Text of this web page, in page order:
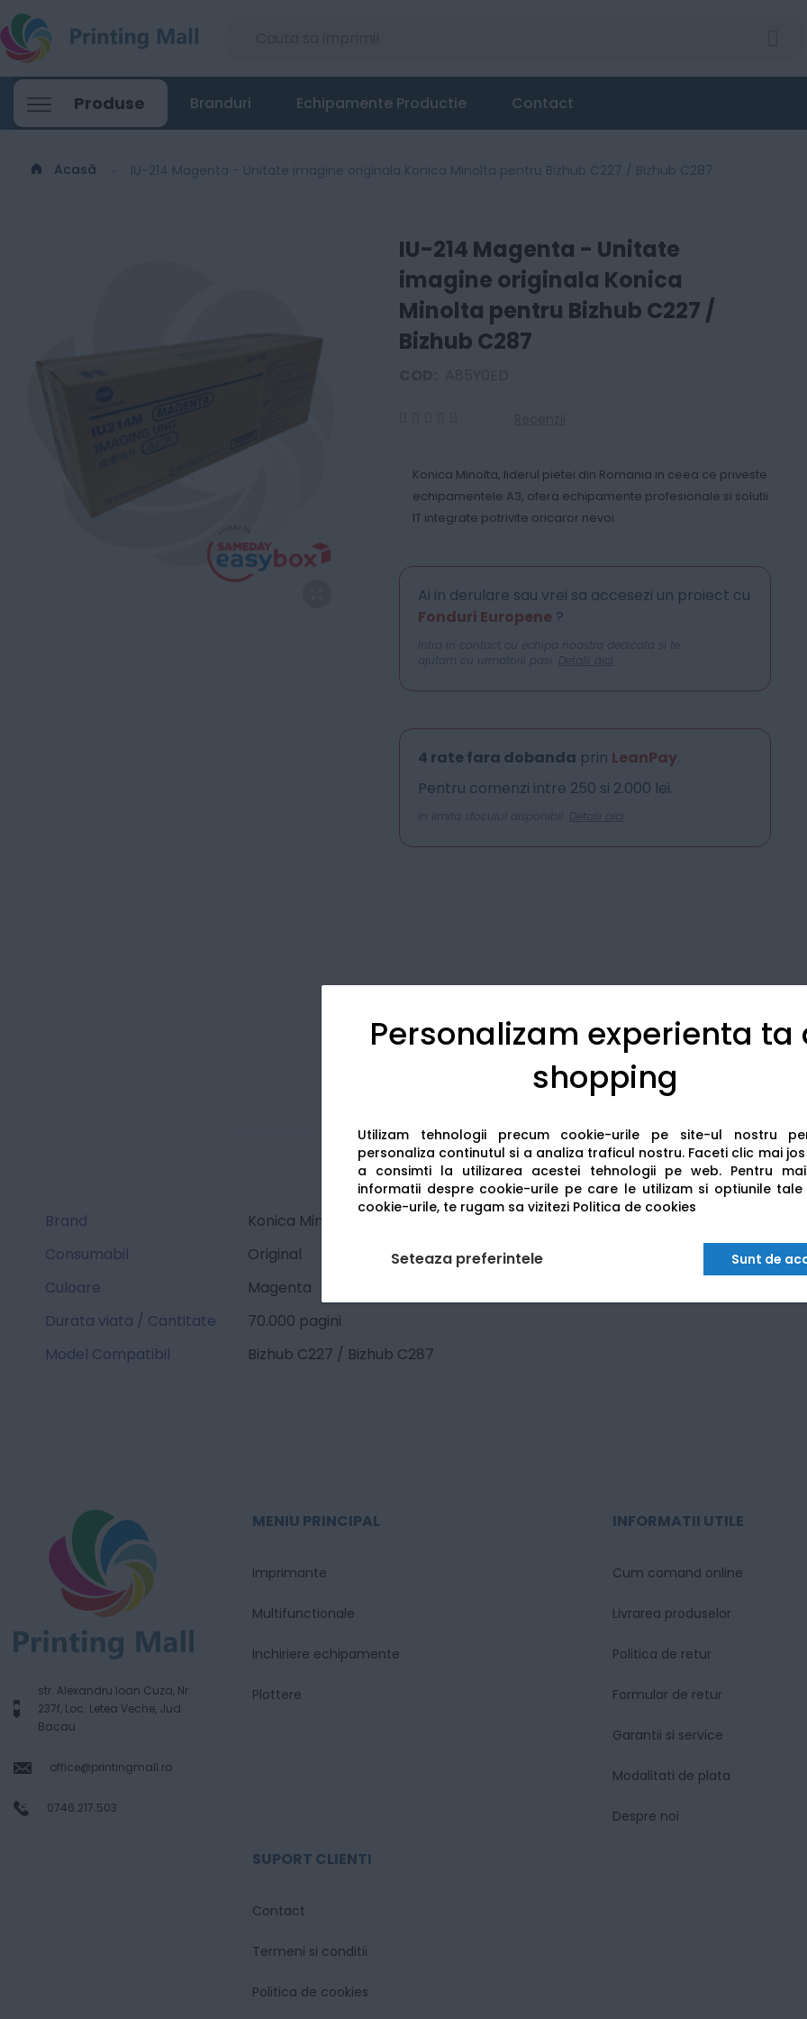
Personalizam experienta ta
shopping
Utilizam tehnologii precum cookie-urile pe site-ul nostru
personaliza continutul si a analiza traficul nostru. Faceti clic mai
a consimti la utilizarea acestei tehnologii pe web. Pentru
informatii despre cookie-urile pe care le utilizam si optiunile tale
cookie-urile, te rugam sa vizitezi Politica de cookies
Seteaza preferintele Sunt de
Produse Branduri Echipamente Productie Contact
Acasă IU-214 Magenta - Unitate imagine originala Konica Minolta pentru Bizhub C227 / Bizhub C287
IU-214 Magenta - Unitate
imagine originala Konica
Minolta pentru Bizhub C227 /
Bizhub C287
Konica Minolta, liderul pietei din Romania in ceea ce priveste
echipamentele A3, ofera echipamente profesionale si solutii
IT integrate potrivite oricaror nevoi.
Ai in derulare sau vrei sa accesezi un proiect cu
Fonduri Europene?
Intra in contact cu echipa noastra dedicata si te
ajutam cu urmatorii pasi. Detalii aici
4 rate fara dobanda prin LeanPay.
Pentru comenzi intre 250 si 2.000 lei.
In limita stocului disponibil. Detalii aici
IU-214 Magenta - Unitate imagine originala Konica Minolta pentru Bizhub C227 / Bizhub C287
2066 00 Lei
Brand
Konica Minolta
Consumabil
Original
Culoare
Magenta
Durata viata / Cantitate
70.000 pagini
Model Compatibil
Bizhub C227 / Bizhub C287
str. Alexandru Ioan Cuza, Nr.
237f, Loc. Letea Veche, Jud.
Bacau
office@printingmall.ro
0746.217.503
MENIU PRINCIPAL
Imprimante
Multifunctionale
Inchiriere echipamente
Plottere
INFORMATII UTILE
Cum comand online
Livrarea produselor
Politica de retur
Formular de retur
Garantii si service
Modalitati de plata
Despre noi
SUPORT CLIENTI
Contact
Termeni si conditii
Politica de cookies